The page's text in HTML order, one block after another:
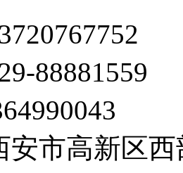
88881559
安市高新区西